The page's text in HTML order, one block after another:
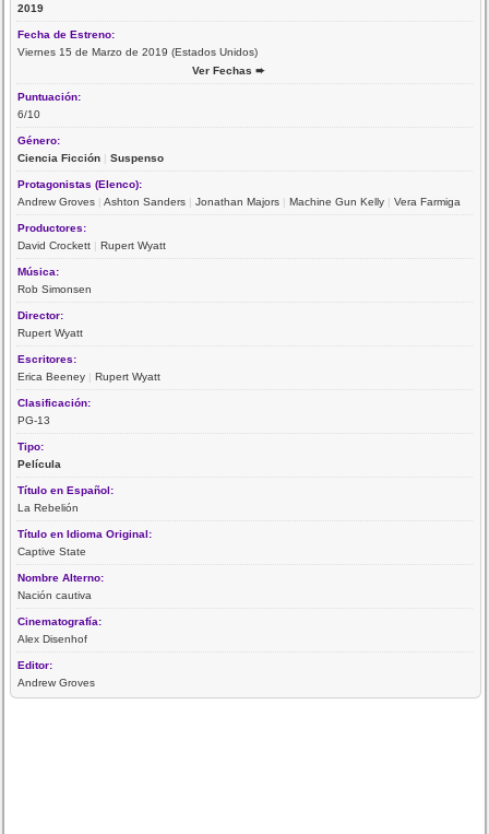
2019
Fecha de Estreno:
Viernes 15 de Marzo de 2019 (Estados Unidos)
Ver Fechas ➨
Puntuación:
6/10
Género:
Ciencia Ficción |Suspenso
Protagonistas (Elenco):
Andrew Groves |Ashton Sanders |Jonathan Majors |Machine Gun Kelly |Vera Farmiga
Productores:
David Crockett |Rupert Wyatt
Música:
Rob Simonsen
Director:
Rupert Wyatt
Escritores:
Erica Beeney |Rupert Wyatt
Clasificación:
PG-13
Tipo:
Película
Título en Español:
La Rebelión
Título en Idioma Original:
Captive State
Nombre Alterno:
Nación cautiva
Cinematografía:
Alex Disenhof
Editor:
Andrew Groves